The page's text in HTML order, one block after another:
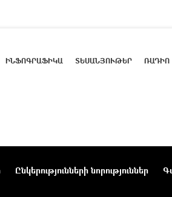
ԻՆՖՈԳՐԱՖԻԿԱ ՏԵՍԱՆՅՈՒԹԵՐ ՌԱԴԻՈ
Ընկերությունների նորություններ